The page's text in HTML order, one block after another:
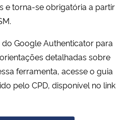
e torna-se obrigatória a partir
Google Authenticator para
detalhadas sobre
ferramenta, acesse o guia
pelo CPD, disponível no link